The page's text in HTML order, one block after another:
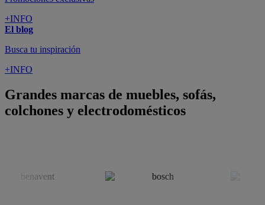
+INFO
El blog
Busca tu inspiración
+INFO
Grandes marcas de muebles, sofás,
colchones y electrodomésticos